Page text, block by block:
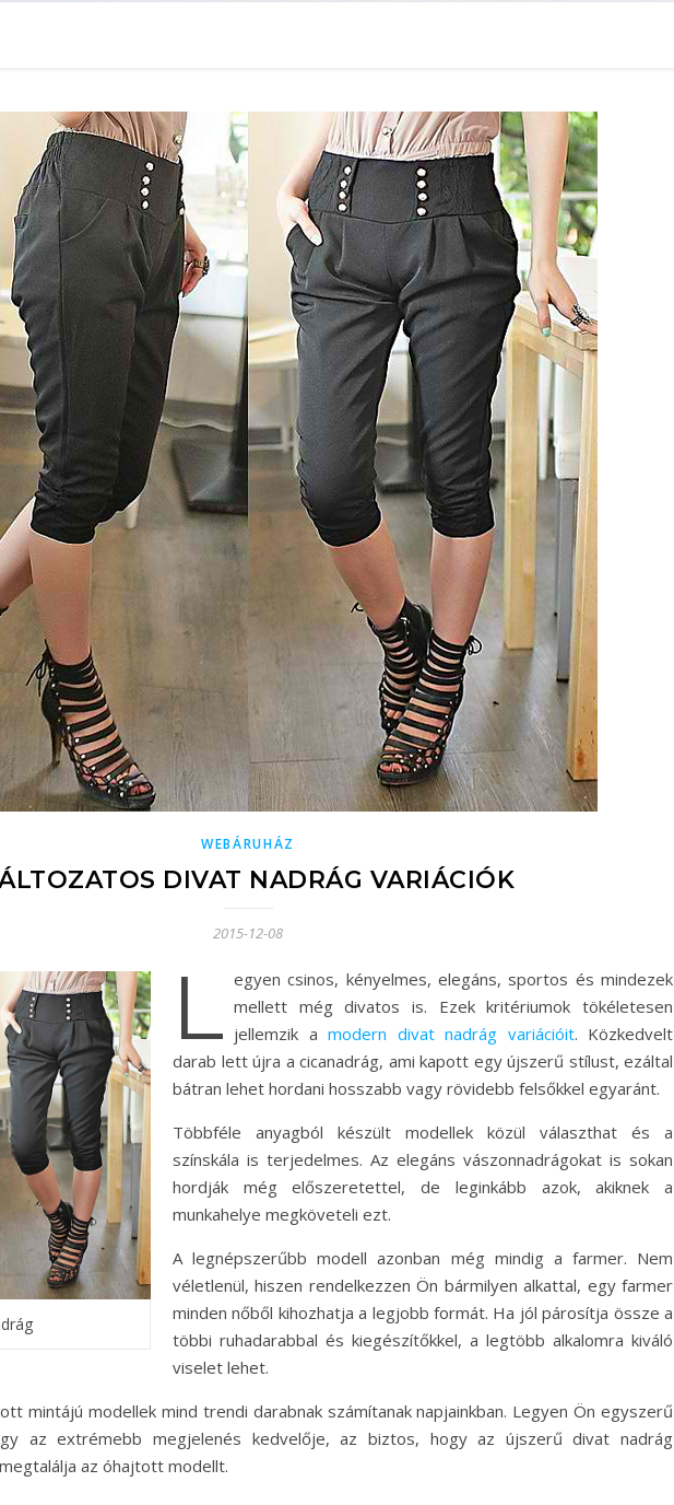
WEBÁRUHÁZ
DIVAT NADRÁG VARIÁCIÓK
2015-12-08
L egyen csinos, kényelmes, elegáns, sportos és mindezek
mellett még divatos is. Ezek kritériumok tökéletesen
jellemzik a modern divat nadrág variációit. Közkedvelt
darab lett újra a cicanadrág, ami kapott egy újszerű stílust, ezáltal
bátran lehet hordani hosszabb vagy rövidebb felsőkkel egyaránt.
Többféle anyagból készült modellek közül választhat és a
színskála is terjedelmes. Az elegáns vászonnadrágokat is sokan
hordják még előszeretettel, de leginkább azok, akiknek a
munkahelye megköveteli ezt.
A legnépszerűbb modell azonban még mindig a farmer. Nem
véletlenül, hiszen rendelkezzen Ön bármilyen alkattal, egy farmer
minden nőből kihozhatja a legjobb formát. Ha jól párosítja össze a
többi ruhadarabbal és kiegészítőkkel, a legtöbb alkalomra kiváló
viselet lehet.
mintájú modellek mind trendi darabnak számítanak napjainkban. Legyen Ön egyszerű
az extrémebb megjelenés kedvelője, az biztos, hogy az újszerű divat nadrág
az óhajtott modellt.